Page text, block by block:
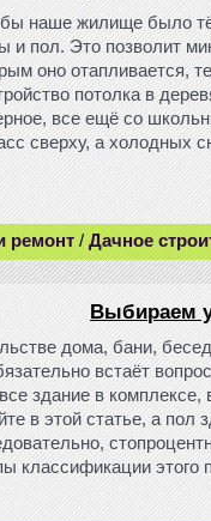
наше жилище было
и пол. Это позволит
оно отапливается,
потолка в
все ещё со
сверху, а холодных
ремонт /Дачное
Выбираем
дома, бани,
встаёт
здание в комплексе,
в этой статье, а пол
классификации этого